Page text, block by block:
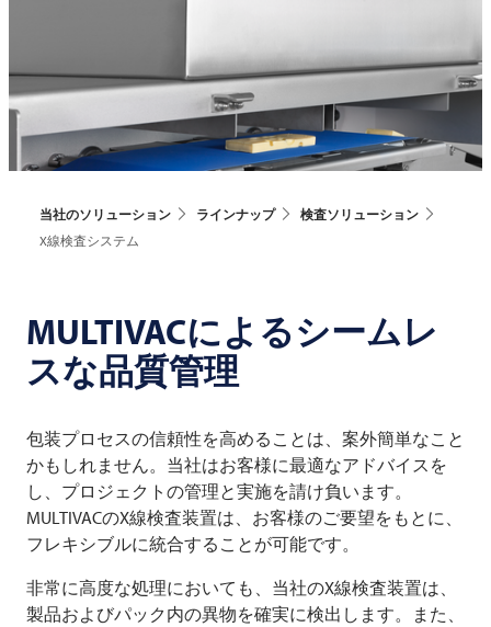
当社のソリューション ラインナップ
検査ソリューション
X線検査システム
MULTIVACによるシームレ
スな品質管理
包装プロセスの信頼性を高めることは、案外簡単なこと
かもしれません。当社はお客様に最適なアドバイスを
し、プロジェクトの管理と実施を請け負います。
MULTIVACのX線検査装置は、お客様のご要望をもとに、
フレキシブルに統合することが可能です。
非常に高度な処理においても、当社のX線検査装置は、
製品およびパック内の異物を確実に検出します。また、